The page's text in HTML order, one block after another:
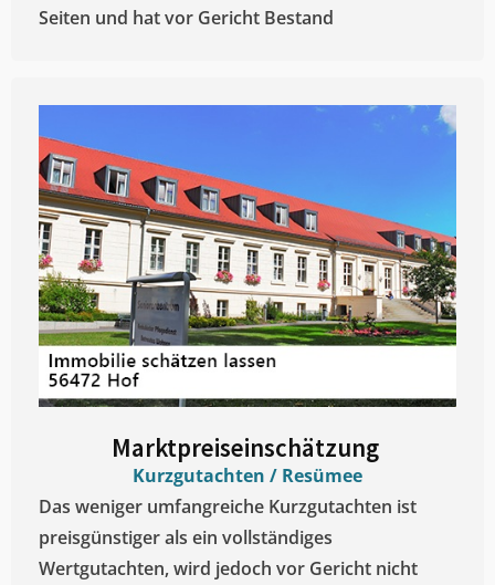
Seiten und hat vor Gericht Bestand
Marktpreiseinschätzung ​
Kurzgutachten / Resümee
Das weniger umfangreiche Kurzgutachten ist
preisgünstiger als ein vollständiges
Wertgutachten, wird jedoch vor Gericht nicht